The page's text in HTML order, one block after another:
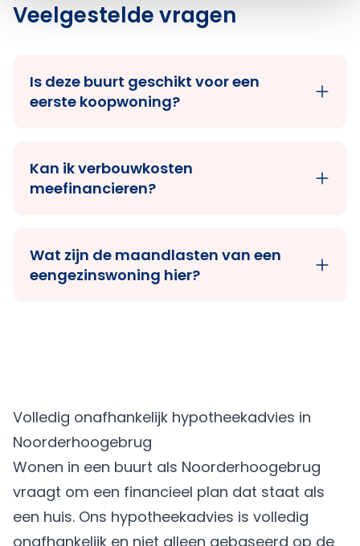
Veelgestelde vragen
Is deze buurt geschikt voor een
eerste koopwoning?
Kan ik verbouwkosten
meefinancieren?
Wat zijn de maandlasten van een
eengezinswoning hier?
Volledig onafhankelijk hypotheekadvies in
Noorderhoogebrug
Wonen in een buurt als Noorderhoogebrug
vraagt om een financieel plan dat staat als
een huis. Ons hypotheekadvies is volledig
onafhankelijk en niet alleen gebaseerd op de